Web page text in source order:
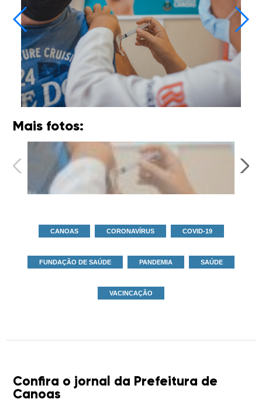
Mais fotos:
CANOAS CORONAVÍRUS COVID-19
FUNDAÇÃO DE SAÚDE PANDEMIA SAÚDE
VACINCAÇÃO
Confira o jornal da Prefeitura de
Canoas